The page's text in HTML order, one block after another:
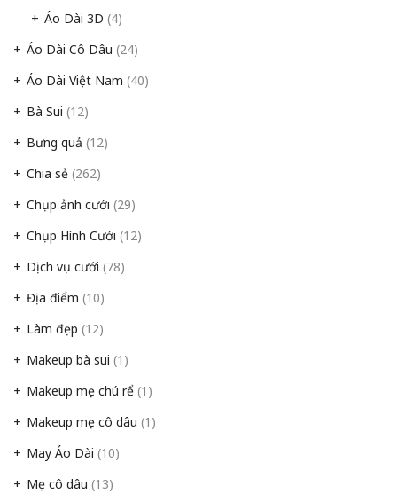
Áo Dài 3D (4)
Áo Dài Cô Dâu (24)
Áo Dài Việt Nam (40)
Bà Sui (12)
Bưng quả (12)
Chia sẻ (262)
Chụp ảnh cưới (29)
Chụp Hình Cưới (12)
Dịch vụ cưới (78)
Địa điểm (10)
Làm đẹp (12)
Makeup bà sui (1)
Makeup mẹ chú rể (1)
Makeup mẹ cô dâu (1)
May Áo Dài (10)
Mẹ cô dâu (13)